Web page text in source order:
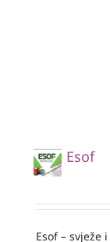
Esof
Esof – svježe i